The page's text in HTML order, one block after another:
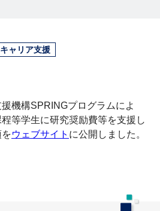
ャリア支援
機構SPRINGプログラムによ
等学生に研究奨励費等を支援し
ウェブサイト に公開しました。